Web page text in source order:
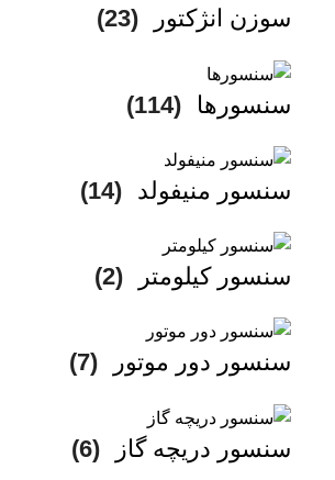
سوزن انژکتور (23)
سنسورها (114)
سنسور منیفولد (14)
سنسور کیلومتر (2)
سنسور دور موتور (7)
سنسور دریچه گاز (6)